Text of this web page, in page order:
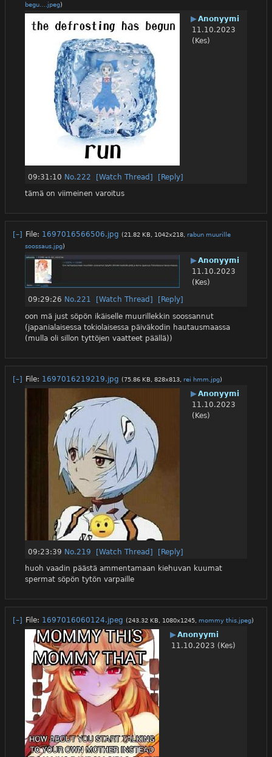
begu….jpeg)
▶Anonyymi
11.10.2023
(Kes)
09:31:10 No.222 [Watch Thread]
[Reply]
tämä on viimeinen varoitus
[–] File: 1697016566506.jpg (21.82 KB, 1042x218, rabun muurille
soossaus.jpg)
▶Anonyymi
11.10.2023
(Kes)
09:29:26 No.221 [Watch Thread]
[Reply]
oon mä just söpön ikäiselle muurillekkin soossannut
(japanialaisessa tokiolaisessa päiväkodin hautausmaassa
(mulla oli sillon tyttöjen vaatteet päällä))
[–] File: 1697016219219.jpg (75.86 KB, 828x813, rei hmm.jpg)
▶Anonyymi
11.10.2023
(Kes)
09:23:39 No.219 [Watch Thread]
[Reply]
huoh vaadin päästä ammentamaan kiehuvan kuumat
spermat söpön tytön varpaille
[–] File: 1697016060124.jpeg (243.32 KB, 1080x1245, mommy this.jpeg)
▶Anonyymi
11.10.2023 (Kes)